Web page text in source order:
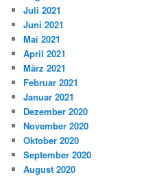
Juli 2021
Juni 2021
Mai 2021
April 2021
März 2021
Februar 2021
Januar 2021
Dezember 2020
November 2020
Oktober 2020
September 2020
August 2020